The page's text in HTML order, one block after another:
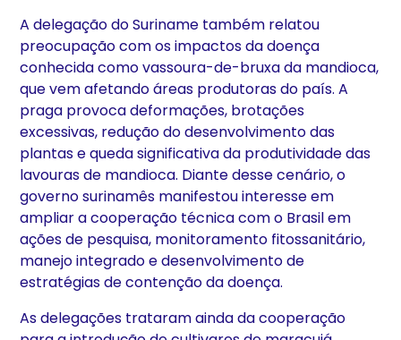
A delegação do Suriname também relatou
preocupação com os impactos da doença
conhecida como vassoura-de-bruxa da mandioca,
que vem afetando áreas produtoras do país. A
praga provoca deformações, brotações
excessivas, redução do desenvolvimento das
plantas e queda significativa da produtividade das
lavouras de mandioca. Diante desse cenário, o
governo surinamês manifestou interesse em
ampliar a cooperação técnica com o Brasil em
ações de pesquisa, monitoramento fitossanitário,
manejo integrado e desenvolvimento de
estratégias de contenção da doença.
As delegações trataram ainda da cooperação